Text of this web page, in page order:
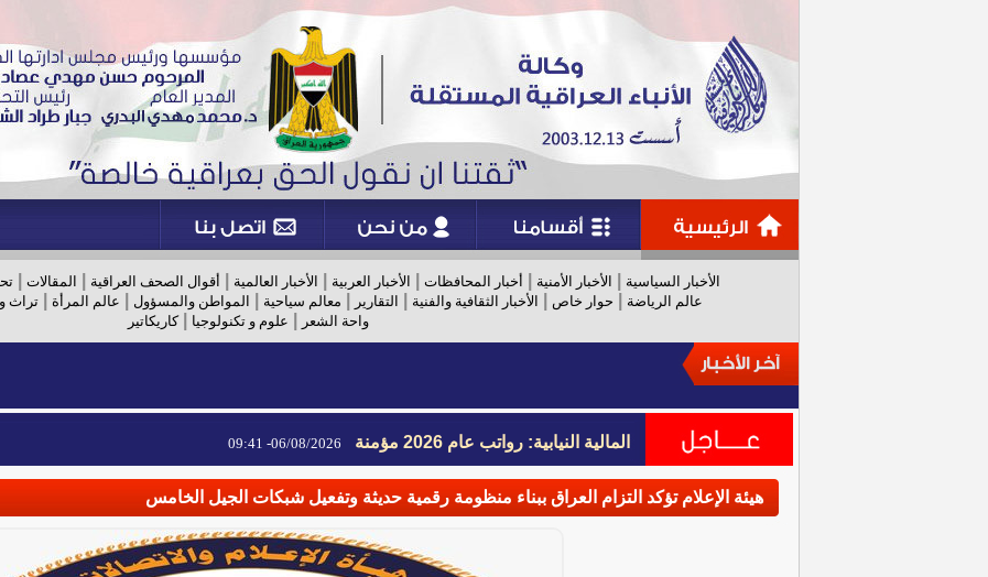
الأخبار السياسية الأخبار الأمنية أخبار المحافظات الأخبار العربية الأخبار العالمية أقوال الصحف العراقية المقالات
عالم الرياضة
حوار خاص الأخبار الثقافية والفنية التقارير معالم سياحية المواطن والمسؤول عالم المرأة |تراث
واحة الشعر
علوم و تكنولوجيا |كاريكاتير
المالية النيابية: رواتب عام 2026 مؤمنة 06/08/2026- 09:41
المالية النيابية: رواتب عام 2026 مؤمنة 06/08/2026- 09:41
هيئة الإعلام تؤكد التزام العراق ببناء منظومة رقمية حديثة وتفعيل شبكات الجيل الخامس